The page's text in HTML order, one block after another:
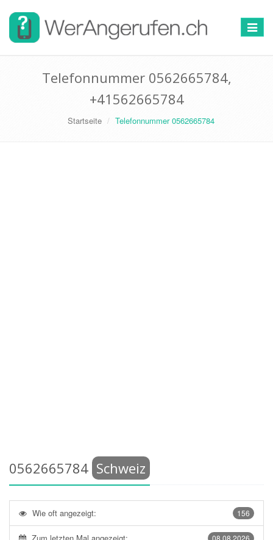
Toggle
Telefonnummer 0562665784,
+41562665784
Startseite Telefonnummer 0562665784
0562665784 Schweiz
156
Wie oft angezeigt:
08.08.2026